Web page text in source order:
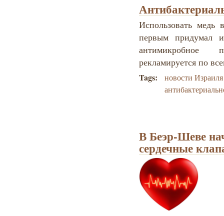
Использовать медь
первым придумал
антимикробное
рекламируется по
Tags:
новости Израиля
В Беэр-Шеве
сердечные